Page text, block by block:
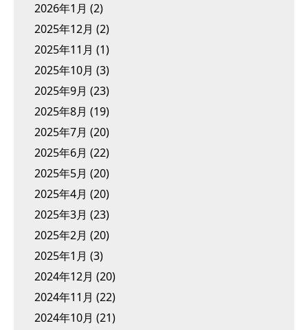
2026年1月 (2)
2025年12月 (2)
2025年11月 (1)
2025年10月 (3)
2025年9月 (23)
2025年8月 (19)
2025年7月 (20)
2025年6月 (22)
2025年5月 (20)
2025年4月 (20)
2025年3月 (23)
2025年2月 (20)
2025年1月 (3)
2024年12月 (20)
2024年11月 (22)
2024年10月 (21)